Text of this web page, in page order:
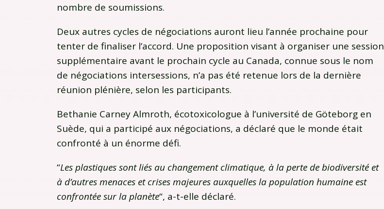
nombre de soumissions.
Deux autres cycles de négociations auront lieu l’année prochaine pour
tenter de finaliser l’accord. Une proposition visant à organiser une session
supplémentaire avant le prochain cycle au Canada, connue sous le nom
de négociations intersessions, n’a pas été retenue lors de la dernière
réunion plénière, selon les participants.
Bethanie Carney Almroth, écotoxicologue à l’université de Göteborg en
Suède, qui a participé aux négociations, a déclaré que le monde était
confronté à un énorme défi.
“Les plastiques sont liés au changement climatique, à la perte de biodiversité et
à d’autres menaces et crises majeures auxquelles la population humaine est
confrontée sur la planète“, a-t-elle déclaré.